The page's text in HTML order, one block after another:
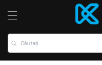
Căutați